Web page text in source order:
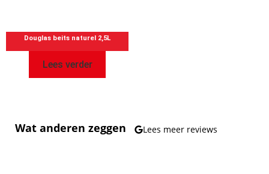
Douglas beits naturel 2,5L
Lees verder
Wat anderen zeggen Lees meer reviews